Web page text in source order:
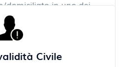
domiciliato in uno dei
al territorio di
Civile